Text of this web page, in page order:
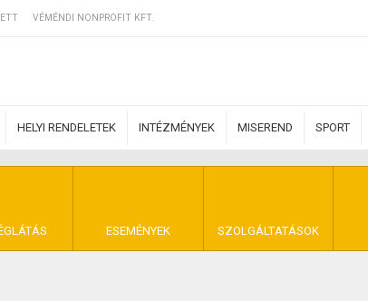
VÉMÉNDI NONPROFIT KFT.
HELYI RENDELETEK INTÉZMÉNYEK MISEREND SPORT
ESEMÉNYEK SZOLGÁLTATÁSOK